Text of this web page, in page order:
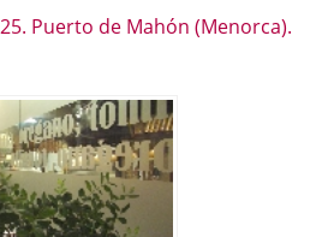
Puerto de Mahón (Menorca).